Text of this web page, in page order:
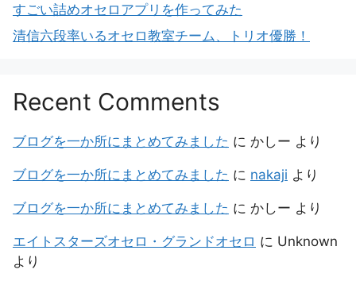
すごい詰めオセロアプリを作ってみた
清信六段率いるオセロ教室チーム、トリオ優勝！
Recent Comments
ブログを一か所にまとめてみました に かしー より
ブログを一か所にまとめてみました に nakaji より
ブログを一か所にまとめてみました に かしー より
エイトスターズオセロ・グランドオセロ に Unknown
より